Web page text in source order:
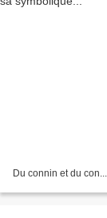
Du connin et du